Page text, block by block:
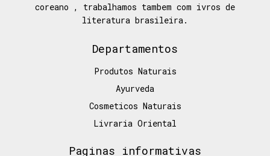
coreano , trabalhamos tambem com ivros de
literatura brasileira.
Departamentos
Produtos Naturais
Ayurveda
Cosmeticos Naturais
Livraria Oriental
Paginas informativas